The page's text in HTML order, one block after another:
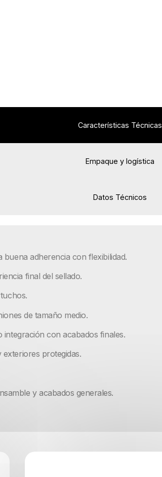
Características Técnicas
Empaque y logística
Datos Técnicos
adherencia con flexibilidad.
final del sellado.
de tamaño medio.
con acabados finales.
protegidas.
y acabados generales.